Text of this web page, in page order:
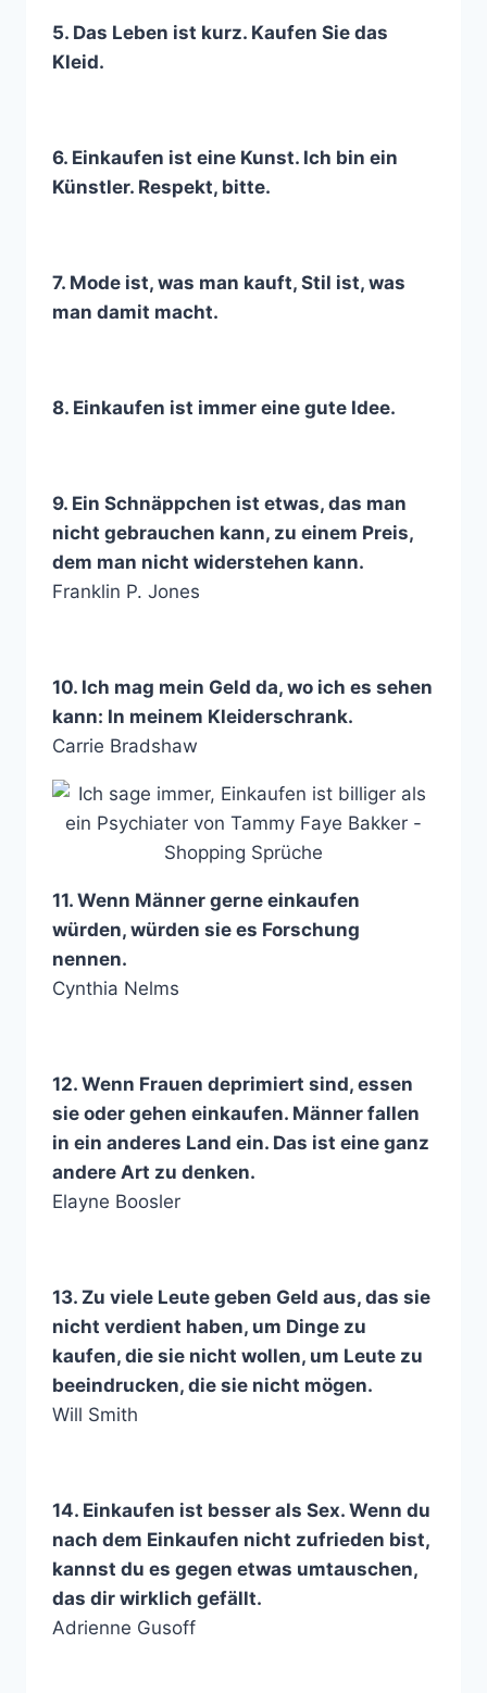
5. Das Leben ist kurz. Kaufen Sie das
Kleid.
6. Einkaufen ist eine Kunst. Ich bin ein
Künstler. Respekt, bitte.
7. Mode ist, was man kauft, Stil ist, was
man damit macht.
8. Einkaufen ist immer eine gute Idee.
9. Ein Schnäppchen ist etwas, das man
nicht gebrauchen kann, zu einem Preis,
dem man nicht widerstehen kann.
Franklin P. Jones
10. Ich mag mein Geld da, wo ich es sehen
kann: In meinem Kleiderschrank.
Carrie Bradshaw
11. Wenn Männer gerne einkaufen
würden, würden sie es Forschung
nennen.
Cynthia Nelms
12. Wenn Frauen deprimiert sind, essen
sie oder gehen einkaufen. Männer fallen
in ein anderes Land ein. Das ist eine ganz
andere Art zu denken.
Elayne Boosler
13. Zu viele Leute geben Geld aus, das sie
nicht verdient haben, um Dinge zu
kaufen, die sie nicht wollen, um Leute zu
beeindrucken, die sie nicht mögen.
Will Smith
14. Einkaufen ist besser als Sex. Wenn du
nach dem Einkaufen nicht zufrieden bist,
kannst du es gegen etwas umtauschen,
das dir wirklich gefällt.
Adrienne Gusoff